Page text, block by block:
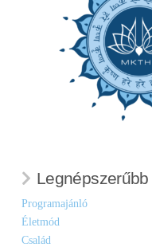
Programajánló
Életmód
Család